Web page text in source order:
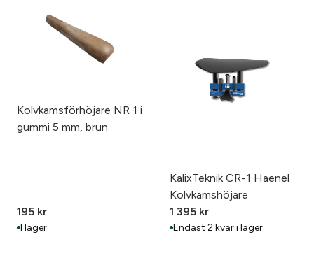
Kolvkamsförhöjare NR 1 i
gummi 5 mm, brun
195 kr
I lager
KalixTeknik CR-1 Haenel
Kolvkamshöjare
1 395 kr
Endast 2 kvar i lager